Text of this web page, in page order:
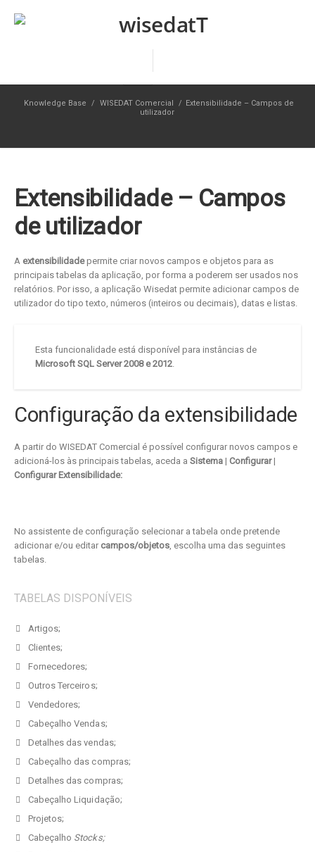
Knowledge Base / WISEDAT Comercial / Extensibilidade – Campos de
utilizador
Extensibilidade – Campos
de utilizador
A extensibilidadepermite criar novos campos e objetos para as
principais tabelas da aplicação, por forma a poderem ser usados nos
relatórios. Por isso, a aplicação Wisedat permite adicionar campos de
utilizador do tipo texto, números (inteiros ou decimais), datas e listas.
Esta funcionalidade está disponível para instâncias de
Microsoft SQL Server 2008 e 2012.
Configuração da extensibilidade
A partir do WISEDAT Comercial é possível configurar novos campos e
adicioná-los às principais tabelas, aceda a Sistema | Configurar|
Configurar Extensibilidade:
No assistente de configuração selecionar a tabela onde pretende
adicionar e/ou editar campos/objetos, escolha uma das seguintes
tabelas.
TABELAS DISPONÍVEIS
Artigos;
Clientes;
Fornecedores;
Outros Terceiros;
Vendedores;
Cabeçalho Vendas;
Detalhes das vendas;
Cabeçalho das compras;
Detalhes das compras;
Cabeçalho Liquidação;
Projetos;
Cabeçalho Stocks;